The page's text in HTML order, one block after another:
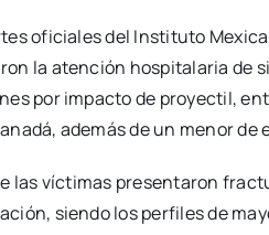
oficiales del Instituto
la atención hospitalaria de
por impacto de proyectil,
además de un menor
las víctimas presentaron
siendo los perfiles de